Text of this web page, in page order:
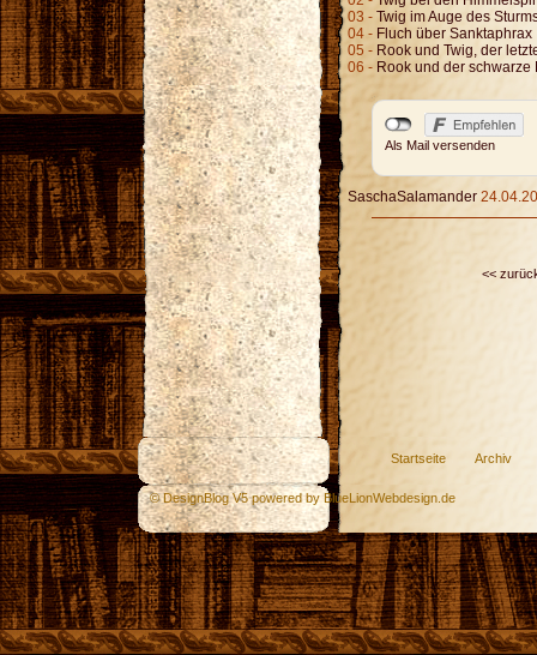
03 - Twig im Auge des
04 - Fluch über Sanktaphrax
05 - Rook und Twig, der
06 - Rook und der schwarze
Als Mail versenden
SaschaSalamander
<<
Startseite Archiv
© DesignBlog V5 powered by BlueLionWebdesign.de